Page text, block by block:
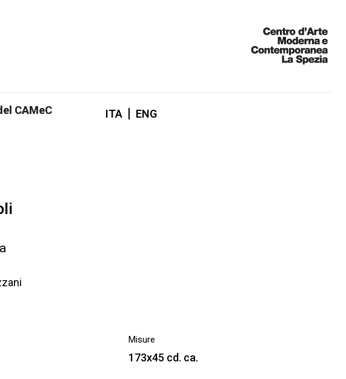
CAMeC
ITA ENG
Misure
173x45 cd. ca.